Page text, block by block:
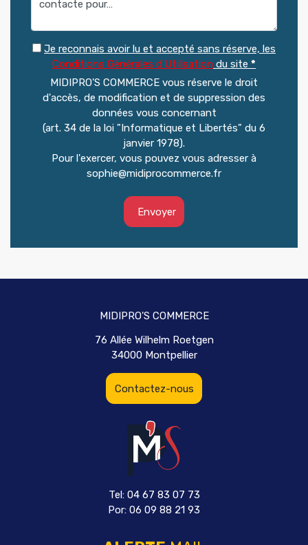
Je reconnais avoir lu et accepté sans réserve, les
Conditions Générales d'Utilisation du site *
MIDIPRO'S COMMERCE vous réserve le droit
d'accès, de modification et de suppression des
données vous concernant
(art. 34 de la loi "Informatique et Libertés" du 6
janvier 1978).
Pour l'exercer, vous pouvez vous adresser à
sophie@midiprocommerce.fr
Envoyer
MIDIPRO'S COMMERCE
76 Allée Wilhelm Roetgen
34000 Montpellier
Contactez-nous
Tel: 04 67 83 07 73
Por: 06 09 88 21 93